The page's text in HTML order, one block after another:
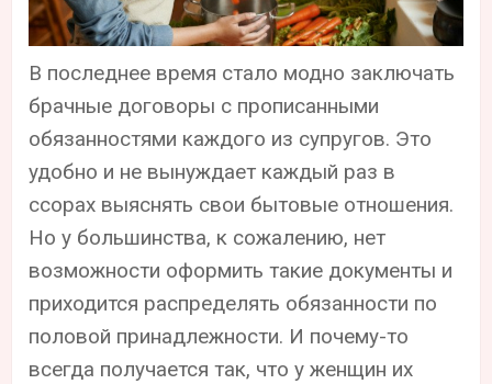
В последнее время стало модно заключать
брачные договоры с прописанными
обязанностями каждого из супругов. Это
удобно и не вынуждает каждый раз в
ссорах выяснять свои бытовые отношения.
Но у большинства, к сожалению, нет
возможности оформить такие документы и
приходится распределять обязанности по
половой принадлежности. И почему-то
всегда получается так, что у женщин их